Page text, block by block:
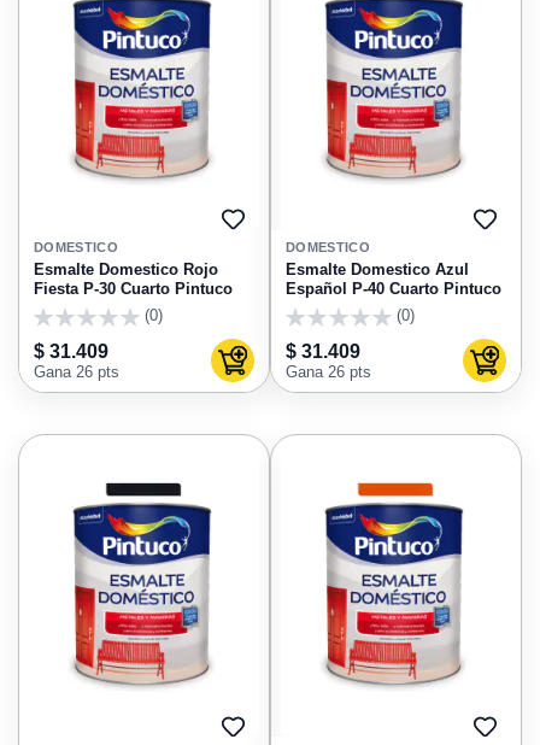
AGREGAR
FAVORITOS
DOMESTICO
Esmalte Domestico Rojo
Fiesta P-30 Cuarto Pintuco
(0)
$ 31.409
Gana 26 pts Agregar al carrito
DOMESTICO
Esmalte Domestico Azul
Español P-40 Cuarto Pintuco
(0)
$ 31.409
Gana 26 pts
AGREGAR